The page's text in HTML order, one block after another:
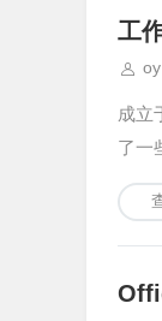
工
oy
成立
了一